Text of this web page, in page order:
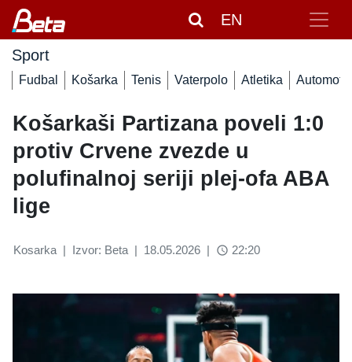
EN
Sport
Fudbal Košarka Tenis Vaterpolo Atletika Automoto
Košarkaši Partizana poveli 1:0
protiv Crvene zvezde u
polufinalnoj seriji plej-ofa ABA
lige
Kosarka | Izvor: Beta | 18.05.2026 | access_time 22:20